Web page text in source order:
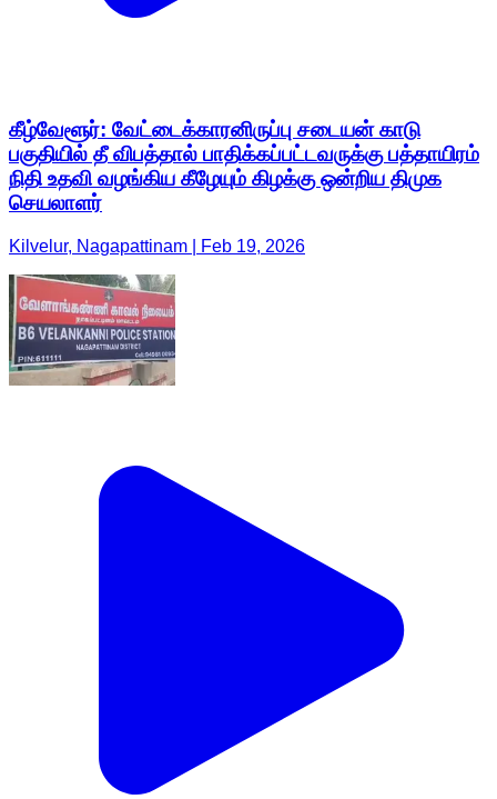
கீழ்வேளூர்: வேட்டைக்காரனிருப்பு சடையன் காடு
பகுதியில் தீ விபத்தால் பாதிக்கப்பட்டவருக்கு பத்தாயிரம்
நிதி உதவி வழங்கிய கீழேயும் கிழக்கு ஒன்றிய திமுக
செயலாளர்
Kilvelur, Nagapattinam | Feb 19, 2026